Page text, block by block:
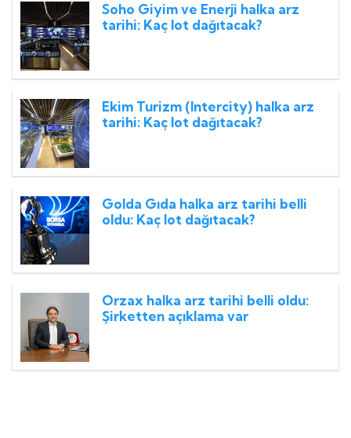
Soho Giyim ve Enerji halka arz
tarihi: Kaç lot dağıtacak?
Ekim Turizm (Intercity) halka arz
tarihi: Kaç lot dağıtacak?
Golda Gıda halka arz tarihi belli
oldu: Kaç lot dağıtacak?
Orzax halka arz tarihi belli oldu:
Şirketten açıklama var